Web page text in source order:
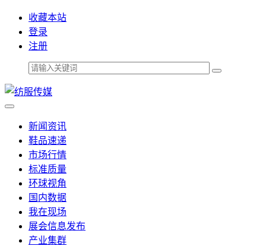
收藏本站
登录
注册
新闻资讯
鞋品速递
市场行情
标准质量
环球视角
国内数据
我在现场
展会信息发布
产业集群